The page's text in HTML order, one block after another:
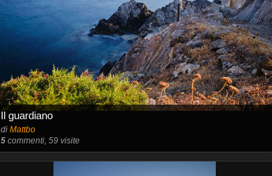
Il guardiano
diMattbo
5 commenti, 59 visite